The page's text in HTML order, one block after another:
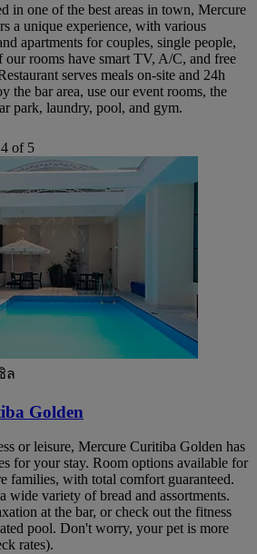
in one of the best areas in town, Mercure
a unique experience, with various
apartments for couples, single people,
rooms have smart TV, A/C, and free
serves meals on-site and 24h
the bar area, use our event rooms, the
park, laundry, pool, and gym.
of 5
ล
Golden
or leisure, Mercure Curitiba Golden has
for your stay. Room options available for
families, with total comfort guaranteed.
wide variety of bread and assortments.
at the bar, or check out the fitness
pool. Don't worry, your pet is more
rates).